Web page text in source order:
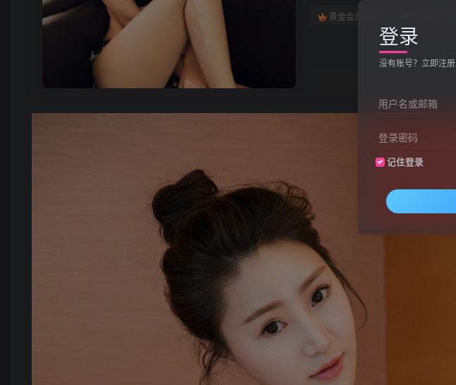
黄金会员
登录
没有账号？立即注册
用户名或邮箱
登录密码
记住登录